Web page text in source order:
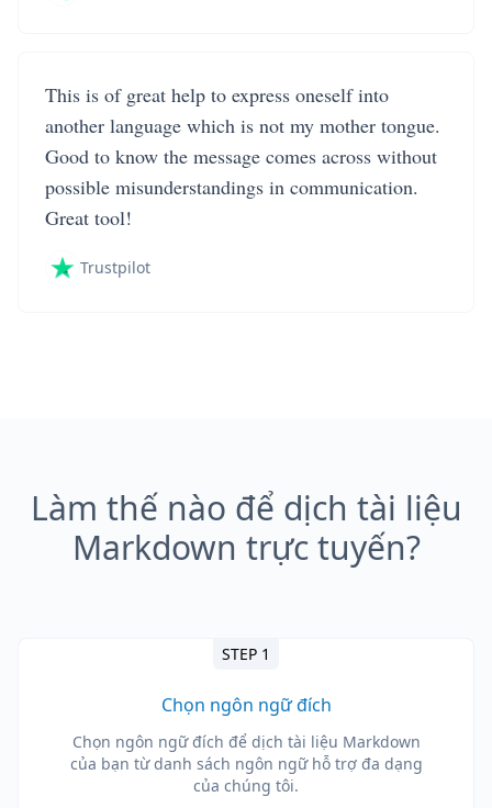
This is of great help to express oneself into
another language which is not my mother tongue.
Good to know the message comes across without
possible misunderstandings in communication.
Great tool!
Trustpilot
Làm thế nào để dịch tài liệu
Markdown trực tuyến?
STEP 1
Chọn ngôn ngữ đích
Chọn ngôn ngữ đích để dịch tài liệu Markdown
của bạn từ danh sách ngôn ngữ hỗ trợ đa dạng
của chúng tôi.